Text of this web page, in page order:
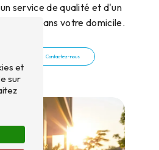
service de qualité et d'un
optimal dans votre domicile.
Contactez-nous
et
sur